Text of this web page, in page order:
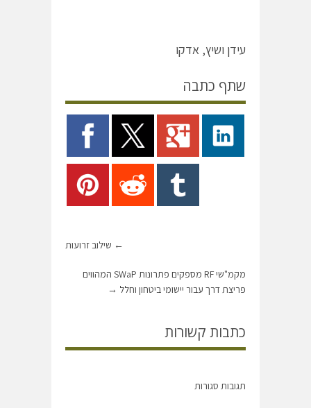
עידן ושיץ, אדקו
שתף כתבה
← שילוב זרועות
מקמ"שי RF מספקים פתרונות SWaP המהווים
פריצת דרך עבור יישומי ביטחון וחלל →
כתבות קשורות
תגובות סגורות